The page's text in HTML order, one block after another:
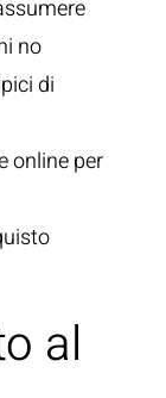
no
di
online per
al